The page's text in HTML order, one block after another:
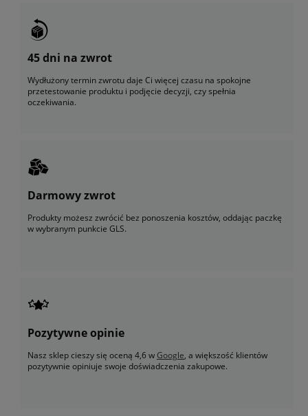
45 dni na zwrot
Wydłużony termin zwrotu daje Ci więcej czasu na spokojne
przetestowanie produktu i podjęcie decyzji, czy spełnia
oczekiwania.
Darmowy zwrot
Produkty możesz zwrócić bez ponoszenia kosztów, oddając paczkę
w wybranym punkcie GLS.
Pozytywne opinie
Nasz sklep cieszy się oceną 4,6 wGoogle, a większość klientów
pozytywnie opiniuje swoje doświadczenia zakupowe.